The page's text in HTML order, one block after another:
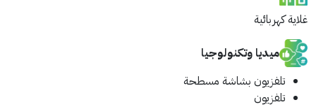
غلاية كهربائية
ميديا وتكنولوجيا
تلفزيون بشاشة مسطحة
تلفزيون